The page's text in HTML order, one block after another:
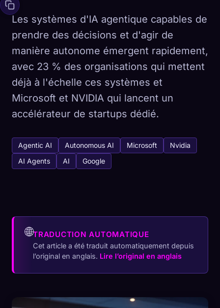
Les systèmes d'IA agentique capables de
prendre des décisions et d'agir de
manière autonome émergent rapidement,
avec 23 % des organisations qui mettent
déjà à l'échelle ces systèmes et
Microsoft et NVIDIA qui lancent un
accélérateur de startups dédié.
Agentic AI Autonomous AI Microsoft
Nvidia
AI Agents
AI Google
🌐TRADUCTION AUTOMATIQUE
Cet article a été traduit automatiquement depuis
l’original en anglais. Lire l’original en anglais